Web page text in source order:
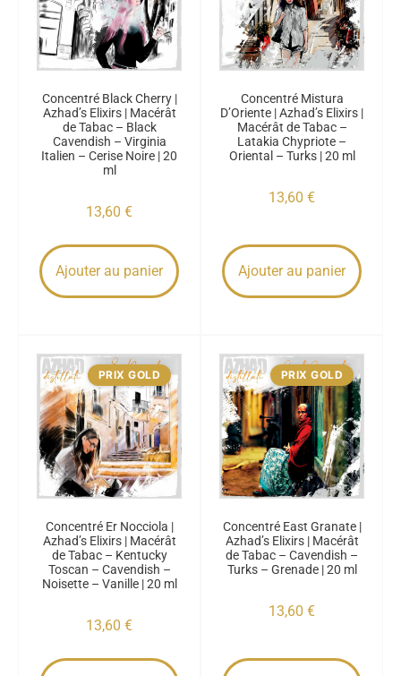
Concentré Black Cherry |
Azhad’s Elixirs | Macérât
de Tabac – Black
Cavendish – Virginia
Italien – Cerise Noire | 20
ml
13,60 €
Ajouter au panier
Concentré Mistura
D’Oriente | Azhad’s Elixirs |
Macérât de Tabac –
Latakia Chypriote –
Oriental – Turks | 20 ml
13,60 €
Ajouter au panier
PRIX GOLD
Concentré Er Nocciola |
Azhad’s Elixirs | Macérât
de Tabac – Kentucky
Toscan – Cavendish –
Noisette – Vanille | 20 ml
13,60 €
PRIX GOLD
Concentré East Granate |
Azhad’s Elixirs | Macérât
de Tabac – Cavendish –
Turks – Grenade | 20 ml
13,60 €